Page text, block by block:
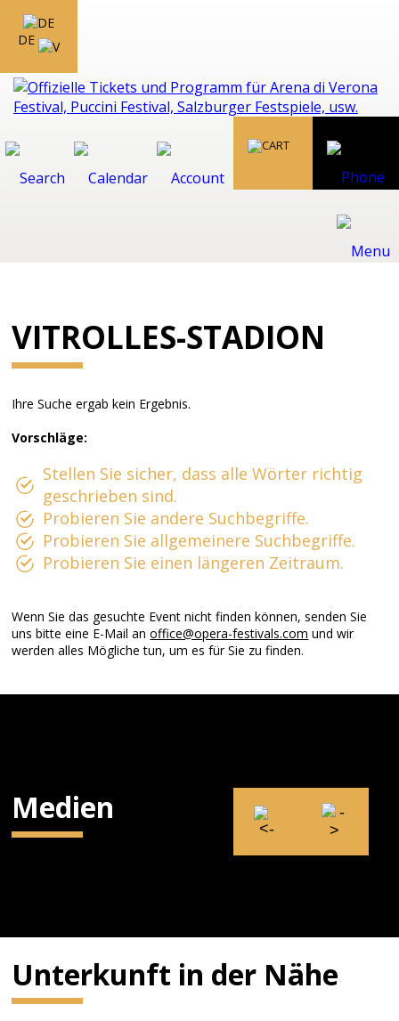
DE
VITROLLES-STADION
Ihre Suche ergab kein Ergebnis.
Vorschläge:
Stellen Sie sicher, dass alle Wörter richtig
geschrieben sind.
Probieren Sie andere Suchbegriffe.
Probieren Sie allgemeinere Suchbegriffe.
Probieren Sie einen längeren Zeitraum.
Wenn Sie das gesuchte Event nicht finden können, senden Sie
uns bitte eine E-Mail anoffice@opera-festivals.com und wir
werden alles Mögliche tun, um es für Sie zu finden.
Medien
Unterkunft in der Nähe